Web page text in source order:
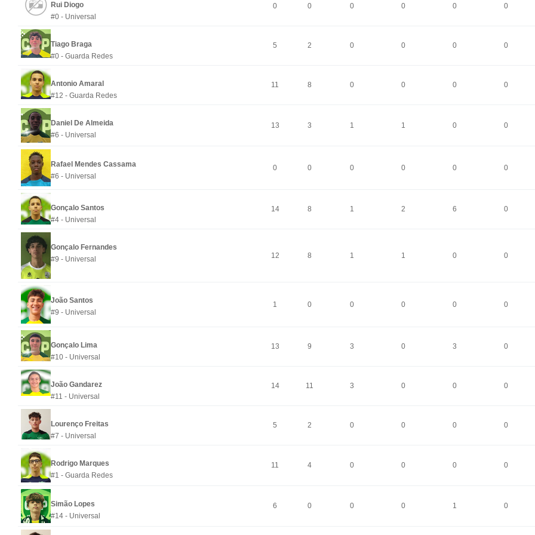
Rui Diogo
#0 - Universal
0 0 0 0 0 0
Tiago Braga
#0 - Guarda Redes
5 2 0 0 0 0
Antonio Amaral
#12 - Guarda Redes
11 8 0 0 0 0
Daniel De Almeida
#6 - Universal
13 3 1 1 0 0
Rafael Mendes Cassama
#6 - Universal
0 0 0 0 0 0
Gonçalo Santos
#4 - Universal
14 8 1 2 6 0
Gonçalo Fernandes
#9 - Universal
12 8 1 1 0 0
João Santos
#9 - Universal
1 0 0 0 0 0
Gonçalo Lima
#10 - Universal
13 9 3 0 3 0
João Gandarez
#11 - Universal
14 11 3 0 0 0
Lourenço Freitas
#7 - Universal
5 2 0 0 0 0
Rodrigo Marques
#1 - Guarda Redes
11 4 0 0 0 0
Simão Lopes
#14 - Universal
6 0 0 0 1 0